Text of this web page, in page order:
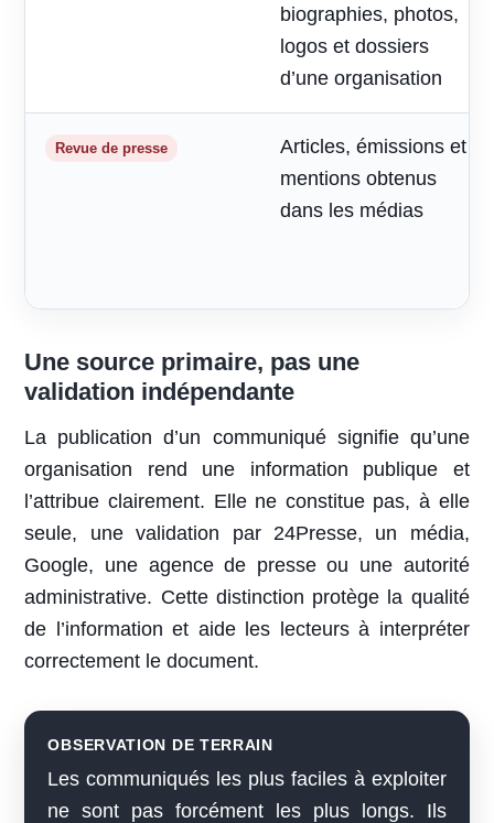
biographies, photos,
logos et dossiers
d’une organisation
Revue de presse
Articles, émissions et
mentions obtenus
dans les médias
Une source primaire, pas une
validation indépendante
La publication d’un communiqué signifie qu’une
organisation rend une information publique et
l’attribue clairement. Elle ne constitue pas, à elle
seule, une validation par 24Presse, un média,
Google, une agence de presse ou une autorité
administrative. Cette distinction protège la qualité
de l’information et aide les lecteurs à interpréter
correctement le document.
OBSERVATION DE TERRAIN
Les communiqués les plus faciles à exploiter
ne sont pas forcément les plus longs. Ils